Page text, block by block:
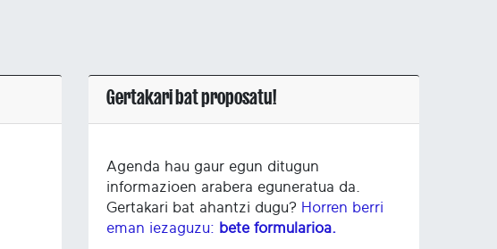
Gertakari bat proposatu!
Agenda hau gaur egun ditugun
informazioen arabera eguneratua da.
Gertakari bat ahantzi dugu? Horren berri
eman iezaguzu: bete formularioa.